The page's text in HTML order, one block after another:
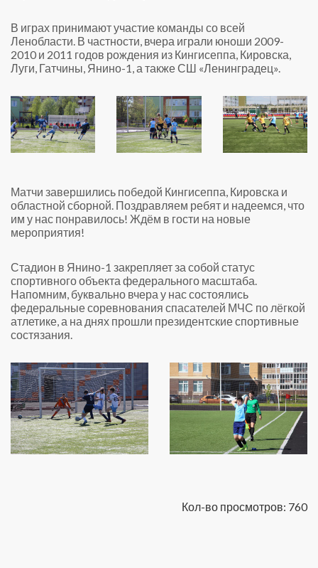
В играх принимают участие команды со всей
Ленобласти. В частности, вчера играли юноши 2009-
2010 и 2011 годов рождения из Кингисеппа, Кировска,
Луги, Гатчины, Янино-1, а также СШ «Ленинградец».
Матчи завершились победой Кингисеппа, Кировска и
областной сборной. Поздравляем ребят и надеемся, что
им у нас понравилось! Ждём в гости на новые
мероприятия!
Стадион в Янино-1 закрепляет за собой статус
спортивного объекта федерального масштаба.
Напомним, буквально вчера у нас состоялись
федеральные соревнования спасателей МЧС по лёгкой
атлетике, а на днях прошли президентские спортивные
состязания.
Кол-во просмотров: 760